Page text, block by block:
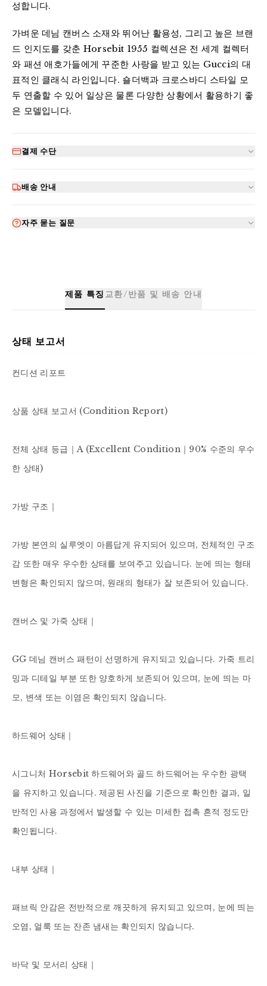
성합니다.
가벼운 데님 캔버스 소재와 뛰어난 활용성, 그리고 높은 브랜
드 인지도를 갖춘 Horsebit 1955 컬렉션은 전 세계 컬렉터
와 패션 애호가들에게 꾸준한 사랑을 받고 있는 Gucci의 대
표적인 클래식 라인입니다. 숄더백과 크로스바디 스타일 모
두 연출할 수 있어 일상은 물론 다양한 상황에서 활용하기 좋
은 모델입니다.
결제 수단
배송 안내
자주 묻는 질문
제품 특징 교환/반품 및 배송 안내
상태 보고서
컨디션 리포트
상품 상태 보고서 (Condition Report)
전체 상태 등급｜A (Excellent Condition｜90% 수준의 우수
한 상태)
가방 구조｜
가방 본연의 실루엣이 아름답게 유지되어 있으며, 전체적인 구조
감 또한 매우 우수한 상태를 보여주고 있습니다. 눈에 띄는 형태
변형은 확인되지 않으며, 원래의 형태가 잘 보존되어 있습니다.
캔버스 및 가죽 상태｜
GG 데님 캔버스 패턴이 선명하게 유지되고 있습니다. 가죽 트리
밍과 디테일 부분 또한 양호하게 보존되어 있으며, 눈에 띄는 마
모, 변색 또는 이염은 확인되지 않습니다.
하드웨어 상태｜
시그니처 Horsebit 하드웨어와 골드 하드웨어는 우수한 광택
을 유지하고 있습니다. 제공된 사진을 기준으로 확인한 결과, 일
반적인 사용 과정에서 발생할 수 있는 미세한 접촉 흔적 정도만
확인됩니다.
내부 상태｜
패브릭 안감은 전반적으로 깨끗하게 유지되고 있으며, 눈에 띄는
오염, 얼룩 또는 잔존 냄새는 확인되지 않습니다.
바닥 및 모서리 상태｜